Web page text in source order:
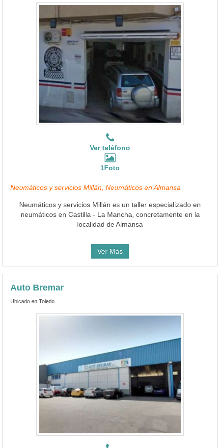
Ver teléfono
1Foto
Neumáticos y servicios Millán, Neumáticos en Almansa
Neumáticos y servicios Millán es un taller especializado en
neumáticos en Castilla - La Mancha, concretamente en la
localidad de Almansa
Ver Más
Auto Bremar
Ubicado en Toledo